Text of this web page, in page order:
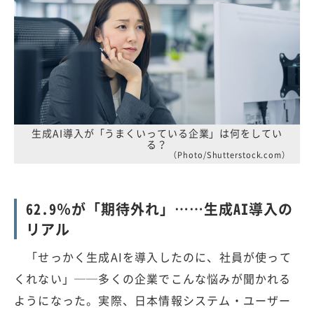
生成AI導入が「うまくいっている企業」は何をしてい
る？
（Photo/Shutterstock.com）
62.9％が「期待外れ」……生成AI導入の
リアル
「せっかく生成AIを導入したのに、社員が使って
くれない」──多くの企業でこんな悩みが聞かれる
ようになった。実際、日本情報システム・ユーザー